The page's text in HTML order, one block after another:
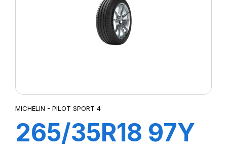
MICHELIN - PILOT SPORT 4
265/35R18 97Y